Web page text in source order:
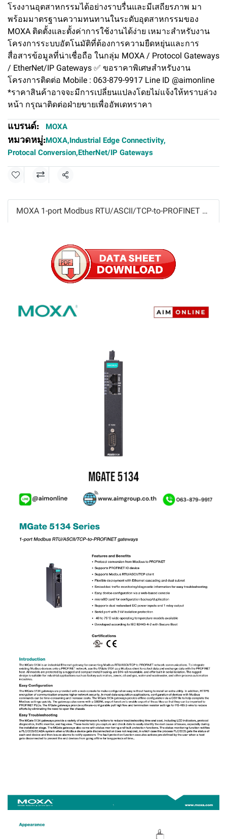
โรงงานอุตสาหกรรมได้อย่างราบรื่นและมีเสถียรภาพ มา
พร้อมมาตรฐานความทนทานในระดับอุตสาหกรรมของ
MOXA ติดตั้งและตั้งค่าการใช้งานได้ง่าย เหมาะสำหรับงาน
โครงการระบบอัตโนมัติที่ต้องการความยืดหยุ่นและการ
สื่อสารข้อมูลที่น่าเชื่อถือ ในกลุ่ม MOXA / Protocol Gateways
/ EtherNet/IP Gateways ✅ ขอราคาพิเศษสำหรับงาน
โครงการติดต่อ Mobile : 063-879-9917 Line ID @aimonline
*ราคาสินค้าอาจจะมีการเปลี่ยนแปลงโดยไม่แจ้งให้ทราบล่วง
หน้า กรุณาติดต่อฝ่ายขายเพื่ออัพเดทราคา
แบรนด์: MOXA
หมวดหมู่:MOXA,Industrial Edge Connectivity,
Protocal Conversion,EtherNet/IP Gateways
แชร์
MOXA 1-port Modbus RTU/ASCII/TCP-to-PROFINET gateways Model MGate5134